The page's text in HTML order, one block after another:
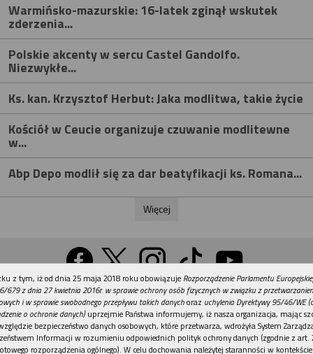
Warmińsko-mazurskie: 16-latek zginął wskutek
zderzenia...
Polskie akcenty w sercu Castel Gandolfo.
Niezwykłe...
Ks. kan. Krzysztof Herbut: Jaka modlitwa, takie życie
Kościół w Ceucie organizuje czuwanie modlitewne
w...
Abp Depo modlił się za dar beatyfikacji ks. Romana...
Więcej
Wersja na komputer
Działy Tematy Kontakt Reklama
Patronaty
REKLAMA
z tym, iż od dnia 25 maja 2018 roku obowiązuje Rozporządzenie Parlamentu
679 z dnia 27 kwietnia 2016r. w sprawie ochrony osób fizycznych w związku z
i w sprawie swobodnego przepływu takich danychoraz uchylenia Dyrektywy 95/46/WE
o ochronie danych)uprzejmie Państwa informujemy, iż nasza organizacja, mając
bezpieczeństwo danych osobowych, które przetwarza, wdrożyła System
Informacji w rozumieniu odpowiednich polityk ochrony danych (zgodnie z art.
rozporządzenia ogólnego). W celu dochowania należytej staranności w